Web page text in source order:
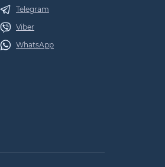
Telegram
Viber
WhatsApp